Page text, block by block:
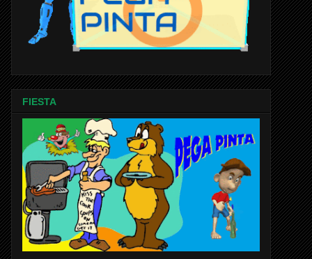
FIESTA